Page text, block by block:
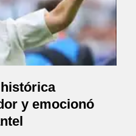
y emocionó